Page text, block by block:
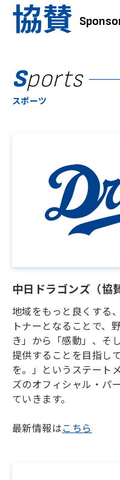
協賛
Sports
スポーツ
中日ドラゴンズ（協
地域をもっと良くする
トナーとなることで、
き」から「感動」、そ
提供することを目指し
を。」というステート
ズのオフィシャル・パ
ていきます。
最新情報はこちら